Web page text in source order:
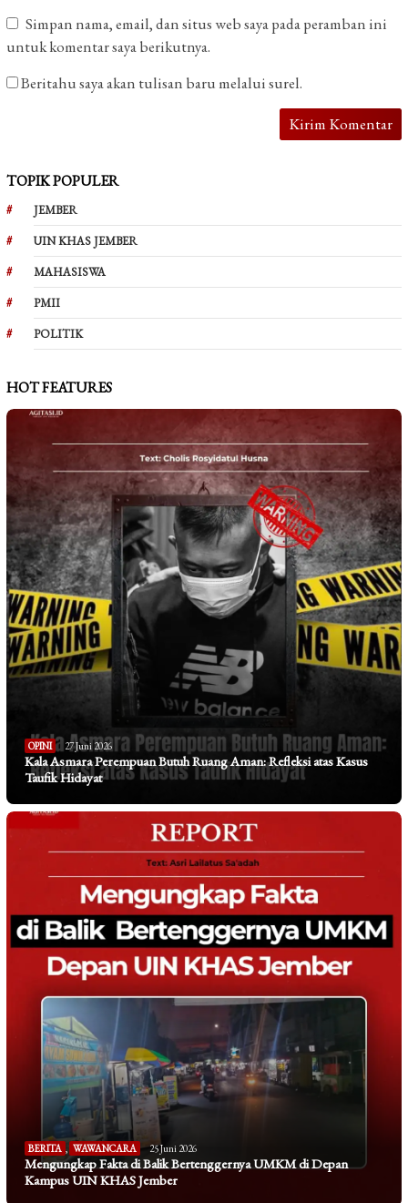
Simpan nama, email, dan situs web saya pada peramban ini
untuk komentar saya berikutnya.
Beritahu saya akan tulisan baru melalui surel.
TOPIK POPULER
JEMBER
UIN KHAS JEMBER
MAHASISWA
PMII
POLITIK
HOT FEATURES
OPINI 27 Juni 2026
Kala Asmara Perempuan Butuh Ruang Aman: Refleksi atas Kasus
Taufik Hidayat
BERITA WAWANCARA 25 Juni 2026
Mengungkap Fakta di Balik Bertenggernya UMKM di Depan
Kampus UIN KHAS Jember